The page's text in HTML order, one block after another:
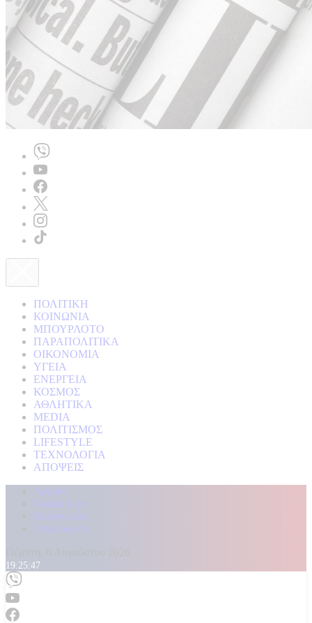
ΠΟΛΙΤΙΚΗ
ΚΟΙΝΩΝΙΑ
ΜΠΟΥΡΛΟΤΟ
ΠΑΡΑΠΟΛΙΤΙΚΑ
ΟΙΚΟΝΟΜΙΑ
ΥΓΕΙΑ
ΕΝΕΡΓΕΙΑ
ΚΟΣΜΟΣ
ΑΘΛΗΤΙΚΑ
MEDIA
ΠΟΛΙΤΙΣΜΟΣ
LIFESTYLE
ΤΕΧΝΟΛΟΓΙΑ
ΑΠΟΨΕΙΣ
Αρχική
Kontra Live
Καταγγελίες
Επικοινωνία
19:25:49